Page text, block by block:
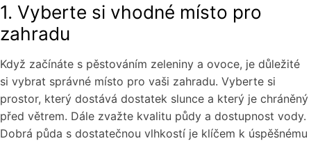
1. Vyberte si vhodné místo pro
zahradu
Když začínáte s pěstováním zeleniny a ovoce, je důležité
si vybrat správné místo pro vaši zahradu. Vyberte si
prostor, který dostává dostatek slunce a který je chráněný
před větrem. Dále zvažte kvalitu půdy a dostupnost vody.
Dobrá půda s dostatečnou vlhkostí je klíčem k úspěšnému